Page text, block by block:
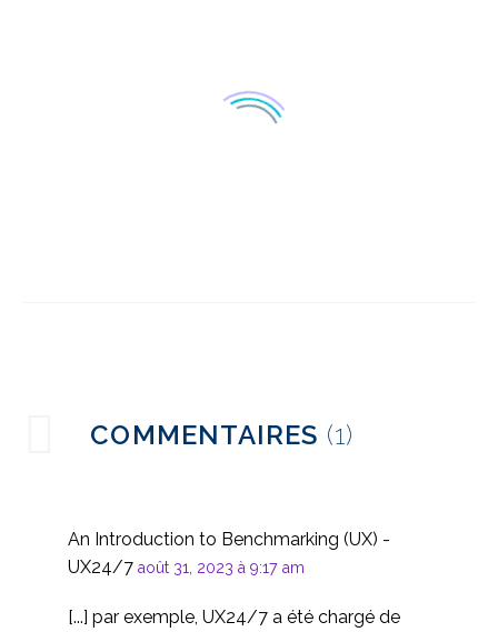
Évaluation de la facilité
entreprise de
télécommunications
l'évaluation heuristique
2
11 Avr 2018
produits aux marchés
COMMENTAIRES (1)
An Introduction to Benchmarking (UX) -
UX24/7 août 31, 2023 à 9:17 am
[...] par exemple, UX24/7 a été chargé de